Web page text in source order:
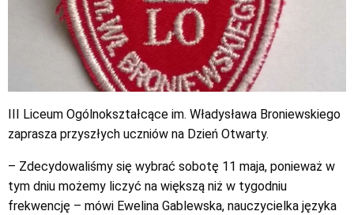
III Liceum Ogólnokształcące im. Władysława Broniewskiego
zaprasza przyszłych uczniów na Dzień Otwarty.
– Zdecydowaliśmy się wybrać sobotę 11 maja, ponieważ w
tym dniu możemy liczyć na większą niż w tygodniu
frekwencję – mówi Ewelina Gablewska, nauczycielka języka